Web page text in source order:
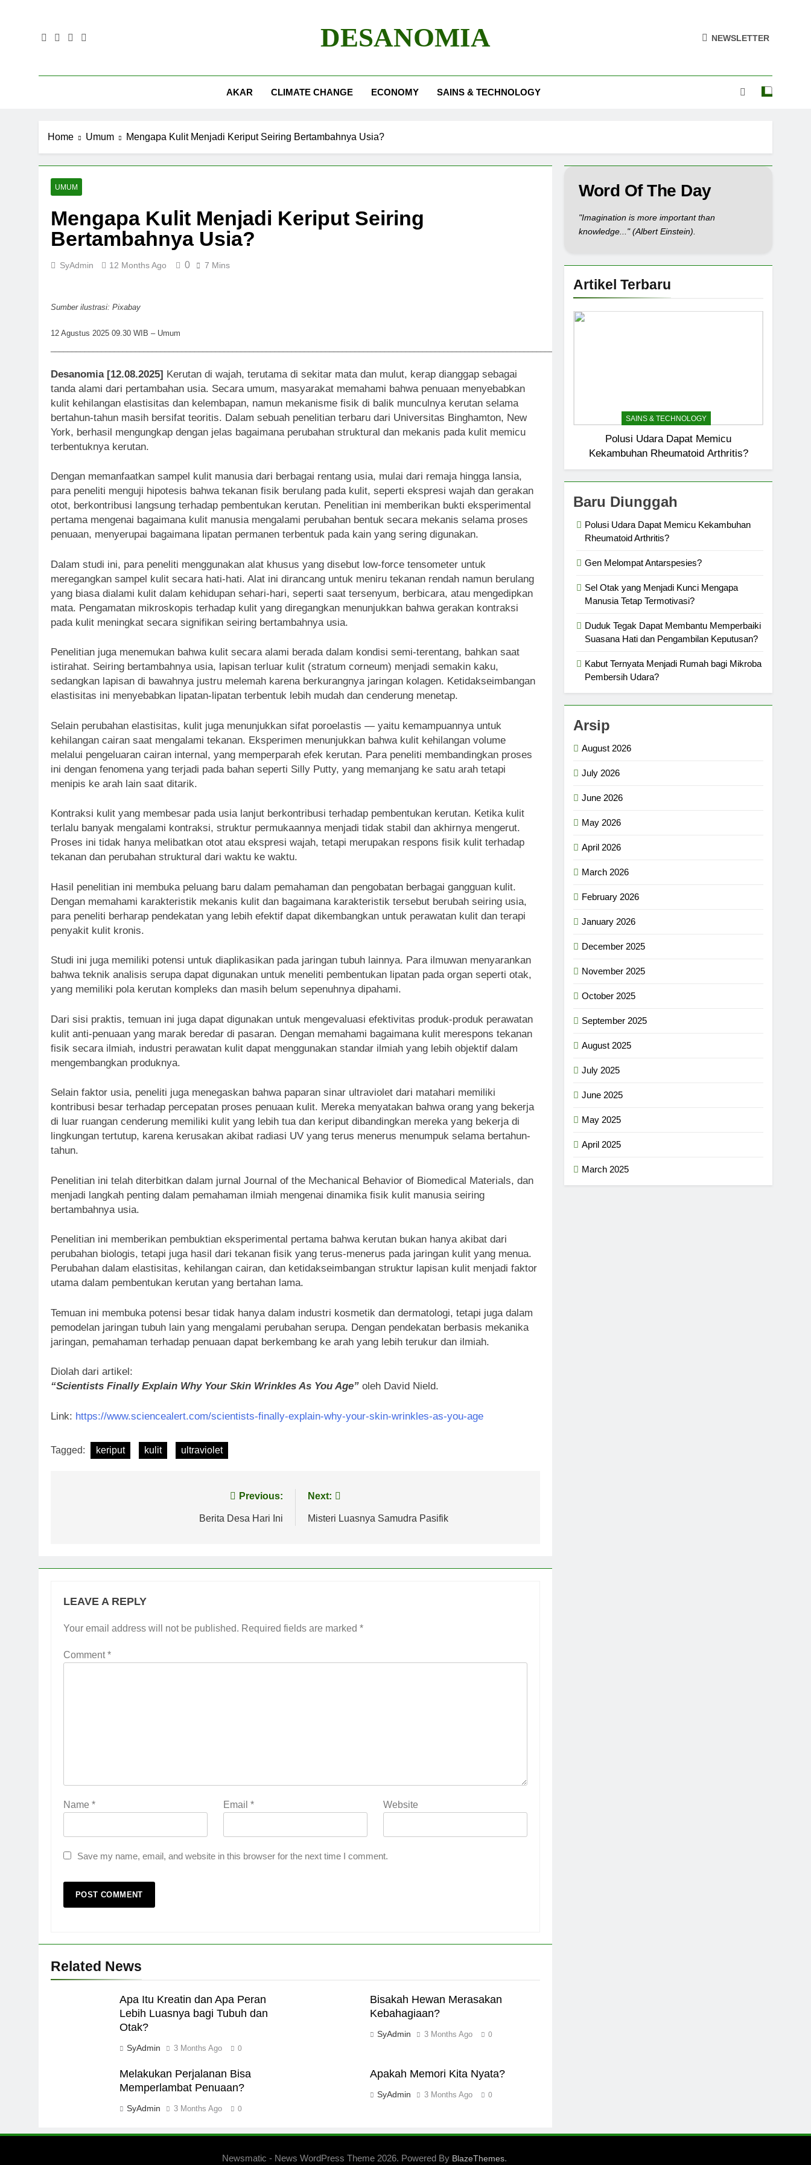
DESANOMIA NEWSLETTER
AKAR CLIMATE CHANGE ECONOMY SAINS & TECHNOLOGY
Home Umum Mengapa Kulit Menjadi Keriput Seiring Bertambahnya Usia?
UMUM
Mengapa Kulit Menjadi Keriput Seiring
Bertambahnya Usia?
SyAdmin 12 Months Ago 0 7 Mins
Sumber ilustrasi: Pixabay
12 Agustus 2025 09.30 WIB – Umum
Desanomia [12.08.2025] Kerutan di wajah, terutama di sekitar mata dan mulut, kerap dianggap sebagai
tanda alami dari pertambahan usia. Secara umum, masyarakat memahami bahwa penuaan menyebabkan
kulit kehilangan elastisitas dan kelembapan, namun mekanisme fisik di balik munculnya kerutan selama
bertahun-tahun masih bersifat teoritis. Dalam sebuah penelitian terbaru dari Universitas Binghamton, New
York, berhasil mengungkap dengan jelas bagaimana perubahan struktural dan mekanis pada kulit memicu
terbentuknya kerutan.
Dengan memanfaatkan sampel kulit manusia dari berbagai rentang usia, mulai dari remaja hingga lansia,
para peneliti menguji hipotesis bahwa tekanan fisik berulang pada kulit, seperti ekspresi wajah dan gerakan
otot, berkontribusi langsung terhadap pembentukan kerutan. Penelitian ini memberikan bukti eksperimental
pertama mengenai bagaimana kulit manusia mengalami perubahan bentuk secara mekanis selama proses
penuaan, menyerupai bagaimana lipatan permanen terbentuk pada kain yang sering digunakan.
Dalam studi ini, para peneliti menggunakan alat khusus yang disebut low-force tensometer untuk
meregangkan sampel kulit secara hati-hati. Alat ini dirancang untuk meniru tekanan rendah namun berulang
yang biasa dialami kulit dalam kehidupan sehari-hari, seperti saat tersenyum, berbicara, atau mengedipkan
mata. Pengamatan mikroskopis terhadap kulit yang diregangkan menunjukkan bahwa gerakan kontraksi
pada kulit meningkat secara signifikan seiring bertambahnya usia.
Penelitian juga menemukan bahwa kulit secara alami berada dalam kondisi semi-terentang, bahkan saat
istirahat. Seiring bertambahnya usia, lapisan terluar kulit (stratum corneum) menjadi semakin kaku,
sedangkan lapisan di bawahnya justru melemah karena berkurangnya jaringan kolagen. Ketidakseimbangan
elastisitas ini menyebabkan lipatan-lipatan terbentuk lebih mudah dan cenderung menetap.
Selain perubahan elastisitas, kulit juga menunjukkan sifat poroelastis — yaitu kemampuannya untuk
kehilangan cairan saat mengalami tekanan. Eksperimen menunjukkan bahwa kulit kehilangan volume
melalui pengeluaran cairan internal, yang memperparah efek kerutan. Para peneliti membandingkan proses
ini dengan fenomena yang terjadi pada bahan seperti Silly Putty, yang memanjang ke satu arah tetapi
menipis ke arah lain saat ditarik.
Kontraksi kulit yang membesar pada usia lanjut berkontribusi terhadap pembentukan kerutan. Ketika kulit
terlalu banyak mengalami kontraksi, struktur permukaannya menjadi tidak stabil dan akhirnya mengerut.
Proses ini tidak hanya melibatkan otot atau ekspresi wajah, tetapi merupakan respons fisik kulit terhadap
tekanan dan perubahan struktural dari waktu ke waktu.
Hasil penelitian ini membuka peluang baru dalam pemahaman dan pengobatan berbagai gangguan kulit.
Dengan memahami karakteristik mekanis kulit dan bagaimana karakteristik tersebut berubah seiring usia,
para peneliti berharap pendekatan yang lebih efektif dapat dikembangkan untuk perawatan kulit dan terapi
penyakit kulit kronis.
Studi ini juga memiliki potensi untuk diaplikasikan pada jaringan tubuh lainnya. Para ilmuwan menyarankan
bahwa teknik analisis serupa dapat digunakan untuk meneliti pembentukan lipatan pada organ seperti otak,
yang memiliki pola kerutan kompleks dan masih belum sepenuhnya dipahami.
Dari sisi praktis, temuan ini juga dapat digunakan untuk mengevaluasi efektivitas produk-produk perawatan
kulit anti-penuaan yang marak beredar di pasaran. Dengan memahami bagaimana kulit merespons tekanan
fisik secara ilmiah, industri perawatan kulit dapat menggunakan standar ilmiah yang lebih objektif dalam
mengembangkan produknya.
Selain faktor usia, peneliti juga menegaskan bahwa paparan sinar ultraviolet dari matahari memiliki
kontribusi besar terhadap percepatan proses penuaan kulit. Mereka menyatakan bahwa orang yang bekerja
di luar ruangan cenderung memiliki kulit yang lebih tua dan keriput dibandingkan mereka yang bekerja di
lingkungan tertutup, karena kerusakan akibat radiasi UV yang terus menerus menumpuk selama bertahun-
tahun.
Penelitian ini telah diterbitkan dalam jurnal Journal of the Mechanical Behavior of Biomedical Materials, dan
menjadi langkah penting dalam pemahaman ilmiah mengenai dinamika fisik kulit manusia seiring
bertambahnya usia.
Penelitian ini memberikan pembuktian eksperimental pertama bahwa kerutan bukan hanya akibat dari
perubahan biologis, tetapi juga hasil dari tekanan fisik yang terus-menerus pada jaringan kulit yang menua.
Perubahan dalam elastisitas, kehilangan cairan, dan ketidakseimbangan struktur lapisan kulit menjadi faktor
utama dalam pembentukan kerutan yang bertahan lama.
Temuan ini membuka potensi besar tidak hanya dalam industri kosmetik dan dermatologi, tetapi juga dalam
pemodelan jaringan tubuh lain yang mengalami perubahan serupa. Dengan pendekatan berbasis mekanika
jaringan, pemahaman terhadap penuaan dapat berkembang ke arah yang lebih terukur dan ilmiah.
Diolah dari artikel:
“Scientists Finally Explain Why Your Skin Wrinkles As You Age” oleh David Nield.
Link: https://www.sciencealert.com/scientists-finally-explain-why-your-skin-wrinkles-as-you-age
Tagged: keriput kulit ultraviolet
Previous:
Berita Desa Hari Ini
Next:
Misteri Luasnya Samudra Pasifik
LEAVE A REPLY
Your email address will not be published. Required fields are marked *
Comment*
Name * Email* Website
Save my name, email, and website in this browser for the next time I comment.
Related News
Apa Itu Kreatin dan Apa Peran
Lebih Luasnya bagi Tubuh dan
Otak?
SyAdmin 3 Months Ago 0
Bisakah Hewan Merasakan
Kebahagiaan?
SyAdmin 3 Months Ago 0
Melakukan Perjalanan Bisa
Memperlambat Penuaan?
SyAdmin 3 Months Ago 0
Apakah Memori Kita Nyata?
SyAdmin 3 Months Ago 0
Word Of The Day
"Imagination is more important than
knowledge..." (Albert Einstein).
Artikel Terbaru
SAINS & TECHNOLOGY
Polusi Udara Dapat Memicu
Kekambuhan Rheumatoid Arthritis?
Baru Diunggah
Polusi Udara Dapat Memicu Kekambuhan
Rheumatoid Arthritis?
Gen Melompat Antarspesies?
Sel Otak yang Menjadi Kunci Mengapa
Manusia Tetap Termotivasi?
Duduk Tegak Dapat Membantu Memperbaiki
Suasana Hati dan Pengambilan Keputusan?
Kabut Ternyata Menjadi Rumah bagi Mikroba
Pembersih Udara?
Arsip
August 2026
July 2026
June 2026
May 2026
April 2026
March 2026
February 2026
January 2026
December 2025
November 2025
October 2025
September 2025
August 2025
July 2025
June 2025
May 2025
April 2025
March 2025
Newsmatic - News WordPress Theme 2026. Powered By BlazeThemes.